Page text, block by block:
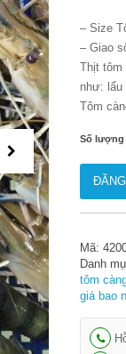
– Size
– Giao
Thịt tôm
như:
Tôm
Số lượng
Mã:
Danh
tôm
giá bao